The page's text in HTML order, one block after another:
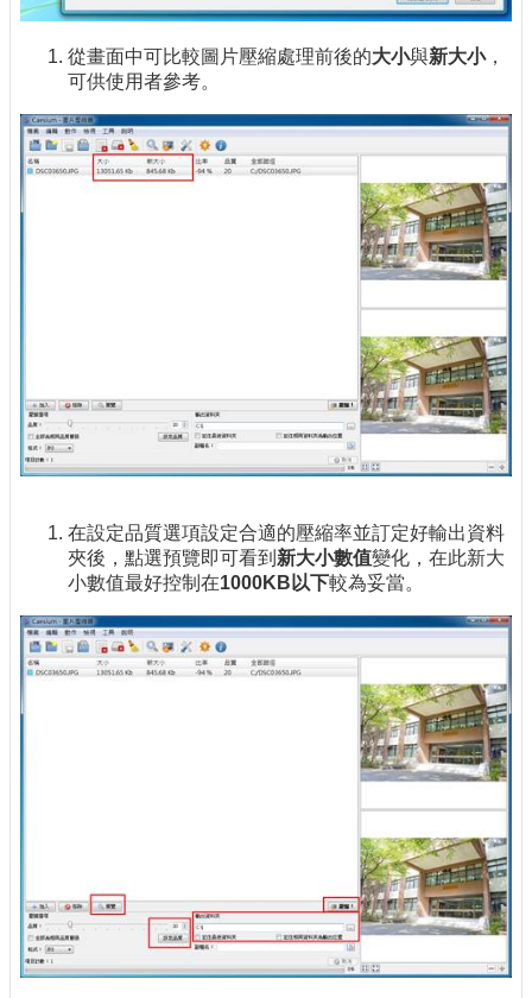
從畫面中可比較圖片壓縮處理前後的大小與新大小，
可供使用者參考。
在設定品質選項設定合適的壓縮率並訂定好輸出資料
夾後，點選預覽即可看到 新大小數值變化，在此新大
小數值最好控制在1000KB以下較為妥當。